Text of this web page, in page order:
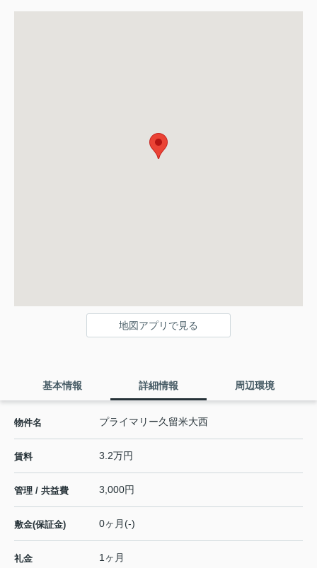
地図アプリで見る
基本情報 詳細情報 周辺環境
物件名 プライマリー久留米大西
賃料 3.2万円
管理 / 共益費 3,000円
敷金(保証金) 0ヶ月(-)
礼金 1ヶ月